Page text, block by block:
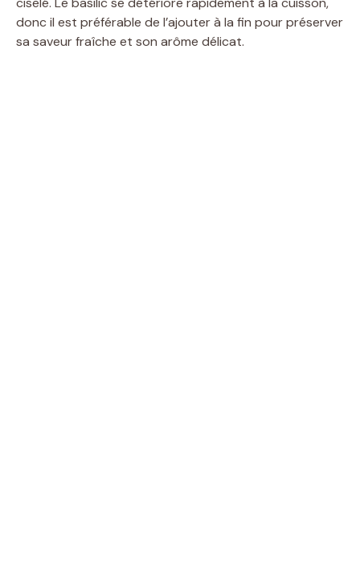
donc il est préférable de l’ajouter à la fin pour préserver
sa saveur fraîche et son arôme délicat.